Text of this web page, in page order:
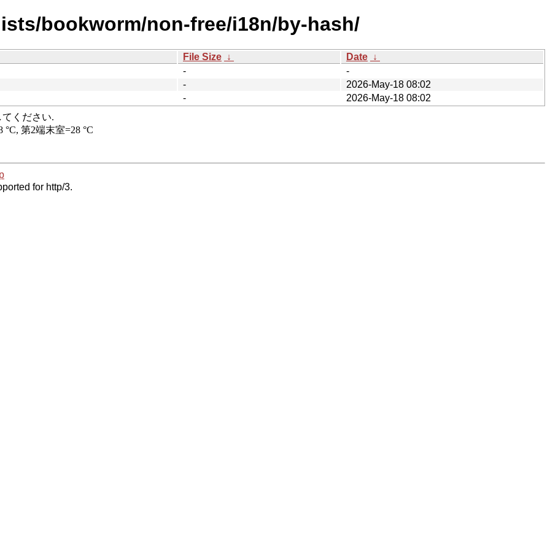
bookworm/non-free/i18n/by-hash/
File Size ↓ Date ↓
-
-
-
2026-May-18 08:02
-
2026-May-18 08:02
for http/3.